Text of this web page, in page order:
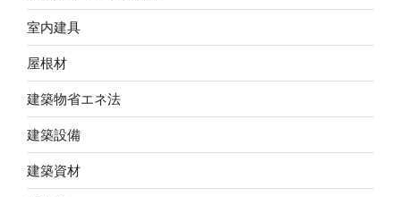
室内建具
屋根材
建築物省エネ法
建築設備
建築資材